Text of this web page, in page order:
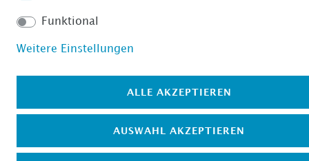
Funktional
Weitere Einstellungen
ALLE AKZEPTIEREN
AUSWAHL AKZEPTIEREN